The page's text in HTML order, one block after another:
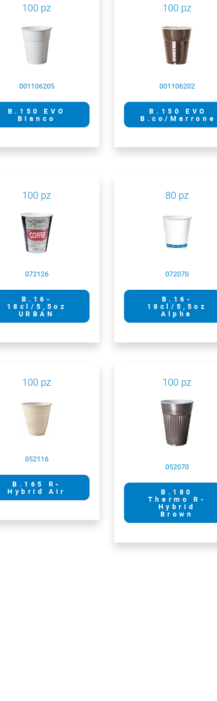
100 pz
001106205
B.150 EVO
Bianco
100 pz
001106202
B.150 EVO
B.co/Marrone
100 pz
072126
B.16-
18cl/5,5oz
URBAN
80 pz
072070
B.16-
18cl/5,5oz
Alpha
100 pz
052116
B.165 R-
Hybrid Air
100 pz
052070
B.180
Thermo R-
Hybrid
Brown